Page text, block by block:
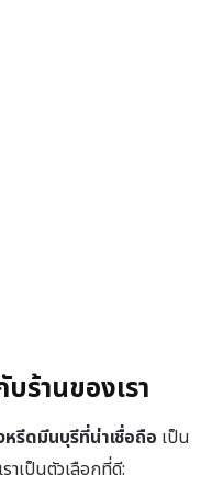
ร้านของเรา
รีดมีนบุรีที่น่าเชื่อถือ เป็น
าเป็นตัวเลือกที่ดี: